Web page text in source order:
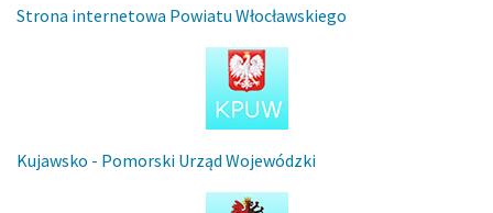
Strona internetowa Powiatu Włocławskiego
Kujawsko - Pomorski Urząd Wojewódzki